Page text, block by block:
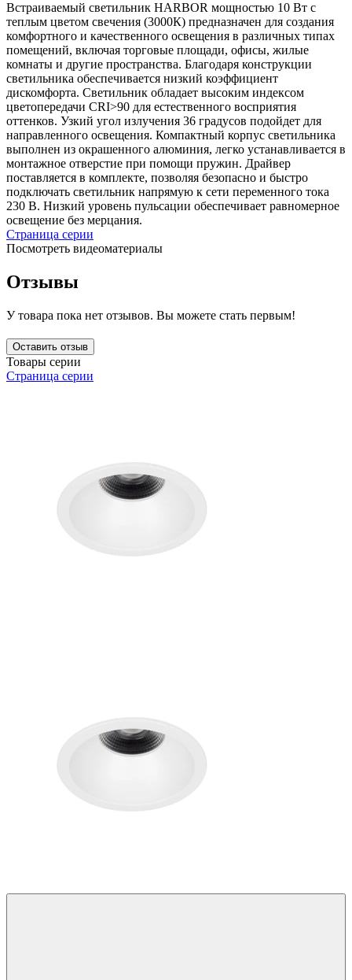
Встраиваемый светильник HARBOR мощностью 10 Вт с
теплым цветом свечения (3000К) предназначен для создания
комфортного и качественного освещения в различных типах
помещений, включая торговые площади, офисы, жилые
комнаты и другие пространства. Благодаря конструкции
светильника обеспечивается низкий коэффициент
дискомфорта. Светильник обладает высоким индексом
цветопередачи CRI>90 для естественного восприятия
оттенков. Узкий угол излучения 36 градусов подойдет для
направленного освещения. Компактный корпус светильника
выполнен из окрашенного алюминия, легко устанавливается в
монтажное отверстие при помощи пружин. Драйвер
поставляется в комплекте, позволяя безопасно и быстро
подключать светильник напрямую к сети переменного тока
230 В. Низкий уровень пульсации обеспечивает равномерное
освещение без мерцания.
Страница серии
Посмотреть видеоматериалы
Отзывы
У товара пока нет отзывов. Вы можете стать первым!
Оставить отзыв
Товары серии
Страница серии